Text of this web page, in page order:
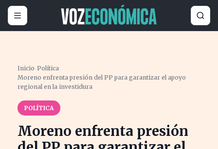
Inicio ›Política›
Moreno enfrenta presión del PP para garantizar el apoyo
regional en la investidura
POLÍTICA
Moreno enfrenta presión